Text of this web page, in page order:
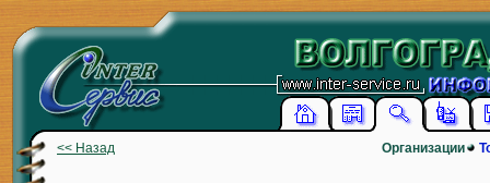
<< Назад Организации